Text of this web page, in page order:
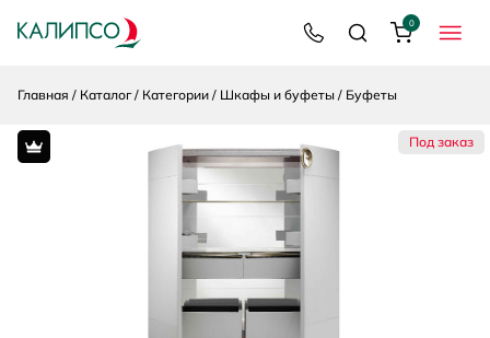
МЕНЮ
8 800 200 92 39
ПоискКорзина
0
Главная Каталог Категории Шкафы и буфеты Буфеты
Premium
Под заказ